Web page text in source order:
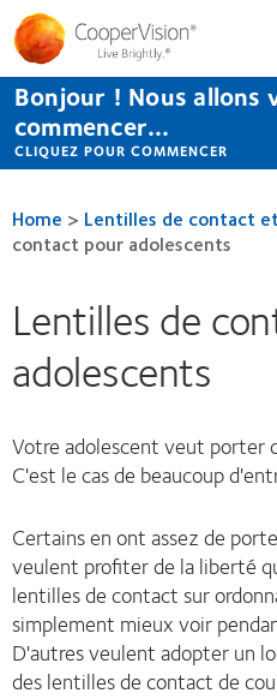
Aller
au
contenu
principal
Bonjour ! Nous allons
commencer...
CLIQUEZ POUR COMMENCER
Home > Lentilles de contact
contact pour adolescents
Lentilles de
adolescents
Votre adolescent veut porter
C'est le cas de beaucoup
Certains en ont assez de
veulent profiter de la liberté
lentilles de contact sur
simplement mieux voir
D'autres veulent adopter un
des lentilles de contact de